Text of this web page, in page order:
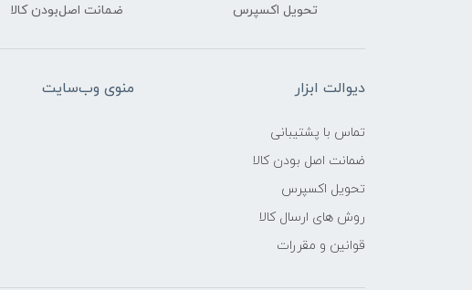
تحویل اکسپرس ضمانت اصل‌بودن کالا
دیوالت ابزار
تماس با پشتیبانی
ضمانت اصل بودن کالا
تحویل اکسپرس
روش های ارسال کالا
قوانین و مقررات
منوی وب‌سایت